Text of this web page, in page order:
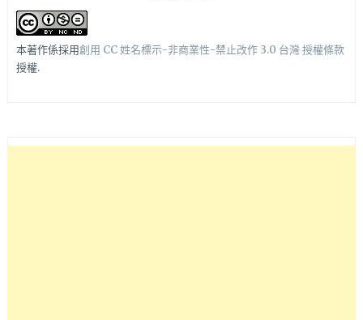
本著作係採用創用 CC 姓名標示-非商業性-禁止改作 3.0 台灣 授權條款
授權.